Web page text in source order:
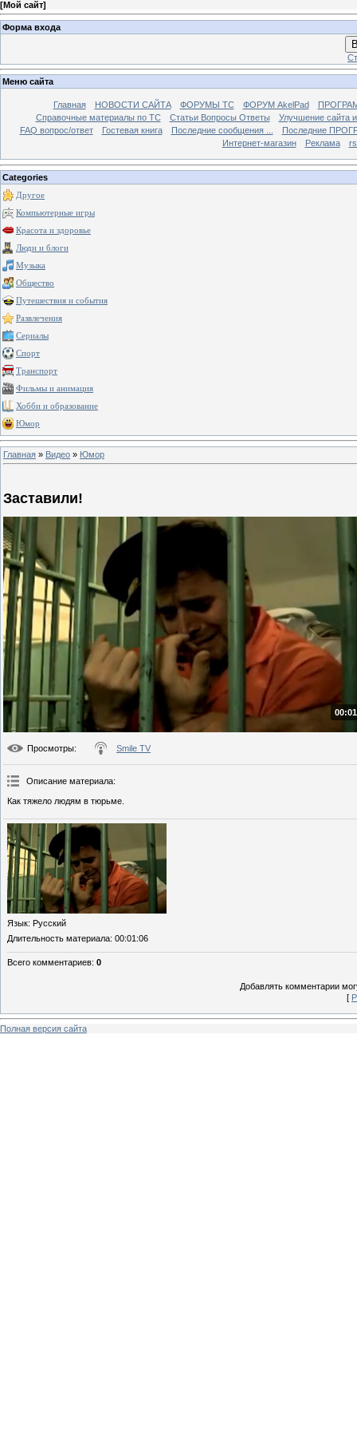
[Мой сайт]
Форма входа
Меню сайта
Главная НОВОСТИ САЙТА ФОРУМЫ TC ФОРУМ AkelPad
Справочные материалы по TС
Статьи Вопросы Ответы
Улучшение сайта
FAQ вопрос/ответ
Гостевая книга Последние сообщения ...
Последние
Интернет-магазин
Реклама
Categories
Другое
Компьютерные игры
Красота и здоровье
Люди и блоги
Музыка
Общество
Путешествия и события
Развлечения
Сериалы
Спорт
Транспорт
Фильмы и анимация
Хобби и образование
Юмор
Главная » Видео » Юмор
Заставили!
Просмотры: Smile TV
Описание материала:
Как тяжело людям в тюрьме.
Язык: Русский
Длительность материала: 00:01:06
Всего комментариев: 0
Добавлять комментарии
[
Полная версия сайта